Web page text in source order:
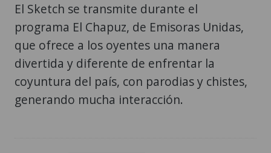
El Sketch se transmite durante el
programa El Chapuz, de Emisoras Unidas,
que ofrece a los oyentes una manera
divertida y diferente de enfrentar la
coyuntura del país, con parodias y chistes,
generando mucha interacción.